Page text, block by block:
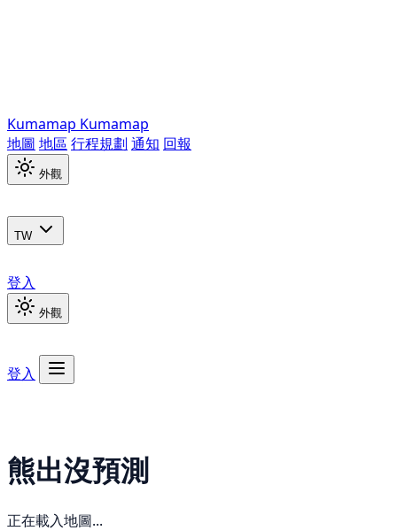
Kumamap Kumamap
地圖 地區 行程規劃 通知 回報
外觀
TW
登入
外觀
登入
熊出沒預測
正在載入地圖...